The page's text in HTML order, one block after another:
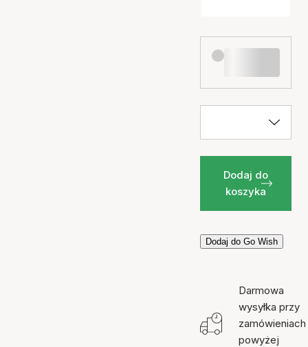
Dodaj do
koszyka
Dodaj do Go Wish
Darmowa
wysyłka przy
zamówieniach
powyżej